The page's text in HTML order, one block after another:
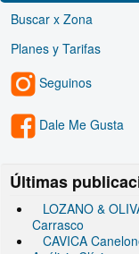
Buscar x Zona
Planes y Tarifas
Seguinos
Dale Me Gusta
Últimas
LOZANO &
Carrasco
CAVICA